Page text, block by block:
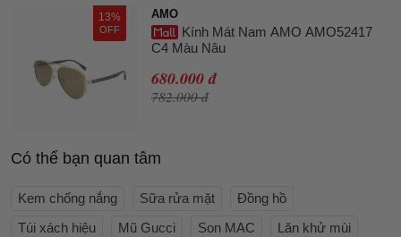
13%
OFF
AMO
Kính Mát Nam AMO AMO52417
C4 Màu Nâu
680.000 đ
782.000 đ
Có thể bạn quan tâm
Kem chống nắng Sữa rửa mặt
Đồng hồ
Túi xách hiệu
Mũ Gucci Son MAC
Lăn khử mùi